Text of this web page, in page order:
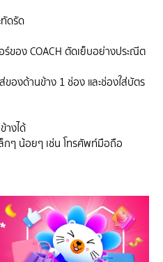
ทัดรัด
ร์ของ COACH ตัดเย็บอย่างประณีต
องด้านข้าง 1 ช่อง และช่องใส่บัตร
างได้
กๆ น้อยๆ เช่น โทรศัพท์มือถือ